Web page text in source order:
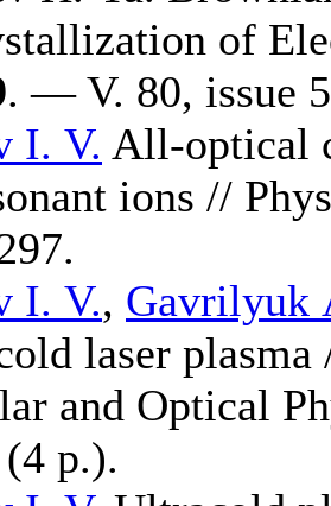
of
. — V. 80, issue
I. V. All-optical
ions //
7.
I. V., Gavrilyuk
laser
and Optical
p.).